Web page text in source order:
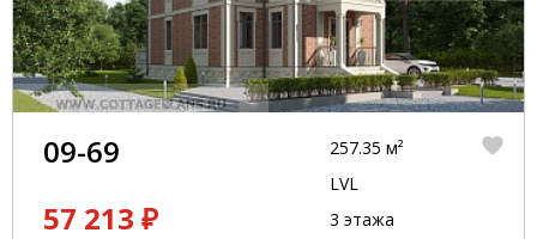
09-69
57 213 ₽
257.35 м²
LVL
3 этажа